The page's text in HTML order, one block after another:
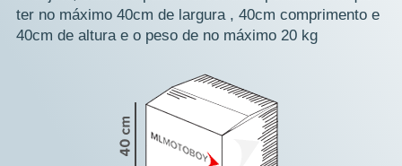
ter no máximo 40cm de largura , 40cm comprimento e
40cm de altura e o peso de no máximo 20 kg